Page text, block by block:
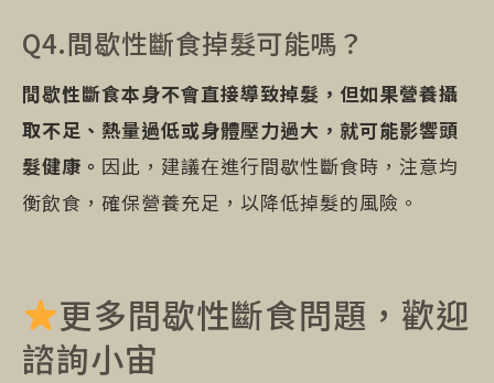
Q4.間歇性斷食掉髮可能嗎？
間歇性斷食本身不會直接導致掉髮，但如果營養攝
取不足、熱量過低或身體壓力過大，就可能影響頭
髮健康。 因此，建議在進行間歇性斷食時，注意均
衡飲食，確保營養充足，以降低掉髮的風險。
更多間歇性斷食問題，歡迎
諮詢小宙